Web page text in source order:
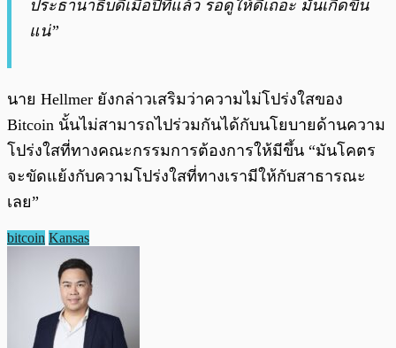
ประธานาธิบดีเมื่อปีที่แล้ว รอดูให้ดีเถอะ มันเกิดขึ้น
แน่”
นาย Hellmer ยังกล่าวเสริมว่าความไม่โปร่งใสของ
Bitcoin นั้นไม่สามารถไปร่วมกันได้กับนโยบายด้านความ
โปร่งใสที่ทางคณะกรรมการต้องการให้มีขึ้น “มันโคตร
จะขัดแย้งกับความโปร่งใสที่ทางเรามีให้กับสาธารณะ
เลย”
bitcoin Kansas